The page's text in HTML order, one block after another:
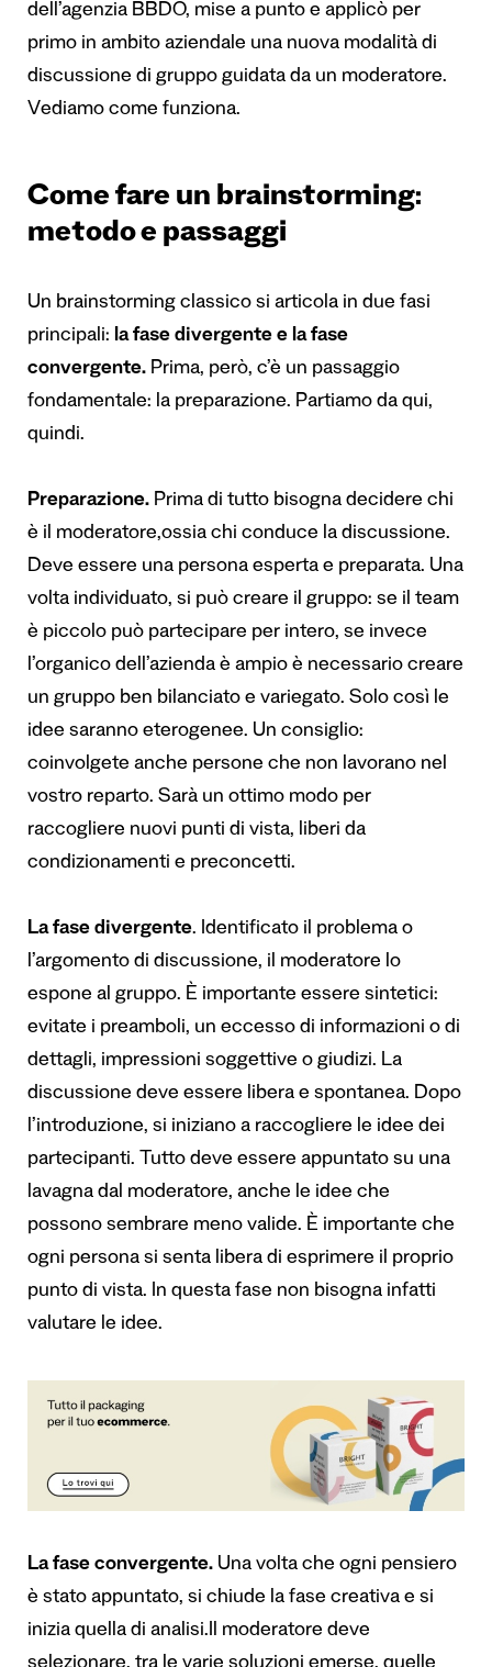
dell’agenzia BBDO, mise a punto e applicò per
primo in ambito aziendale una nuova modalità di
discussione di gruppo guidata da un moderatore.
Vediamo come funziona.
Come fare un brainstorming:
metodo e passaggi
Un brainstorming classico si articola in due fasi
principali: la fase divergente e la fase
convergente. Prima, però, c’è un passaggio
fondamentale: la preparazione. Partiamo da qui,
quindi.
Preparazione. Prima di tutto bisogna decidere chi
è il moderatore,ossia chi conduce la discussione.
Deve essere una persona esperta e preparata. Una
volta individuato, si può creare il gruppo: se il team
è piccolo può partecipare per intero, se invece
l’organico dell’azienda è ampio è necessario creare
un gruppo ben bilanciato e variegato. Solo così le
idee saranno eterogenee. Un consiglio:
coinvolgete anche persone che non lavorano nel
vostro reparto. Sarà un ottimo modo per
raccogliere nuovi punti di vista, liberi da
condizionamenti e preconcetti.
La fase divergente. Identificato il problema o
l’argomento di discussione, il moderatore lo
espone al gruppo. È importante essere sintetici:
evitate i preamboli, un eccesso di informazioni o di
dettagli, impressioni soggettive o giudizi. La
discussione deve essere libera e spontanea. Dopo
l’introduzione, si iniziano a raccogliere le idee dei
partecipanti. Tutto deve essere appuntato su una
lavagna dal moderatore, anche le idee che
possono sembrare meno valide. È importante che
ogni persona si senta libera di esprimere il proprio
punto di vista. In questa fase non bisogna infatti
valutare le idee.
La fase convergente. Una volta che ogni pensiero
è stato appuntato, si chiude la fase creativa e si
inizia quella di analisi.Il moderatore deve